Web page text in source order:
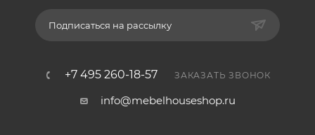
Подписаться на рассылку
+7 495 260-18-57 ЗАКАЗАТЬ ЗВОНОК
info@mebelhouseshop.ru